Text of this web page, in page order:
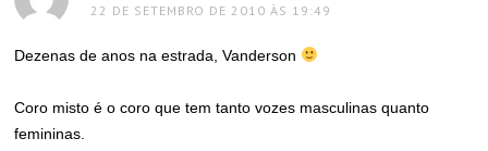
22 DE SETEMBRO DE 2010 ÀS 19:49
Dezenas de anos na estrada, Vanderson
Coro misto é o coro que tem tanto vozes masculinas quanto
femininas.